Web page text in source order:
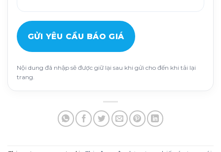
GỬI YÊU CẦU BÁO GIÁ
Nội dung đã nhập sẽ được giữ lại sau khi gửi cho đến khi tải lại
trang.